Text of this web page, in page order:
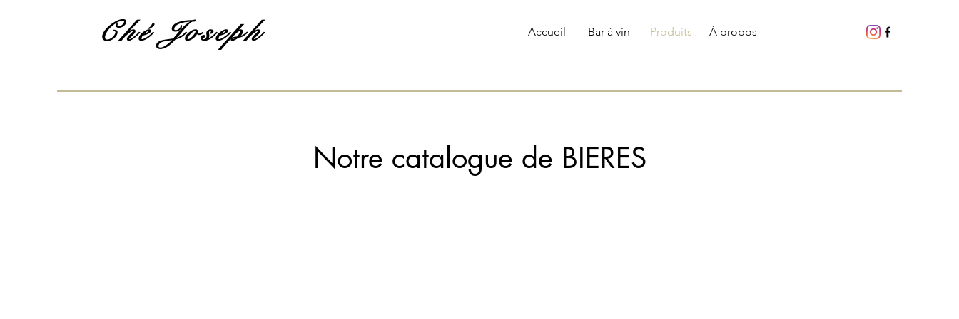
Ché Joseph Accueil Bar à vin Produits À propos
Notre catalogue de BIERES